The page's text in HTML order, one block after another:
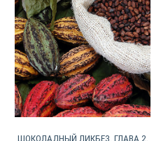
ШОКОЛАДНЫЙ ЛИКБЕЗ. ГЛАВА 2.